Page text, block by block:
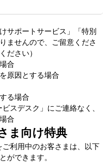
サポートサービス」「特別
ませんので、ご留意くださ
ださい）
合
原因とする場合
る場合
スデスク」にご連絡なく、
合
ま向け特典
ご利用中のお客さまは、以下
ができます。